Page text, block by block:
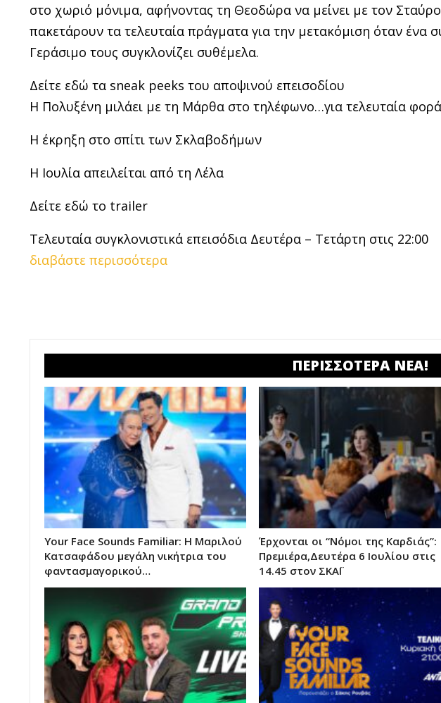
στο χωριό μόνιμα, αφήνοντας τη Θεοδώρα να μείνει με τον
πακετάρουν τα τελευταία πράγματα για την μετακόμιση όταν ένα
Γεράσιμο τους συγκλονίζει συθέμελα.
Δείτε εδώ τα sneak peeks του αποψινού επεισοδίου
H Πολυξένη μιλάει με τη Μάρθα στο τηλέφωνο…για τελευταία φορά
Η έκρηξη στο σπίτι των Σκλαβοδήμων
Η Ιουλία απειλείται από τη Λέλα
Δείτε εδώ το trailer
Τελευταία συγκλονιστικά επεισόδια Δευτέρα – Τετάρτη στις 22:00
διαβάστε περισσότερα
ΠΕΡΙΣΣΟΤΕΡΑ ΝΕΑ!
Your Face Sounds Familiar: Η Μαριλού
Κατσαφάδου μεγάλη νικήτρια του
φαντασμαγορικού…
Έρχονται οι “Νόμοι της Καρδιάς”:
Πρεμιέρα,Δευτέρα 6 Ιουλίου στις
14.45 στον ΣΚΑΪ